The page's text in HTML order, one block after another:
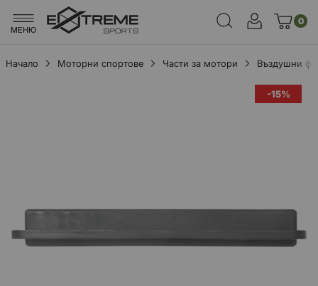
МЕНЮ
0
Начало Моторни спортове Части за мотори Въздушни
-15%